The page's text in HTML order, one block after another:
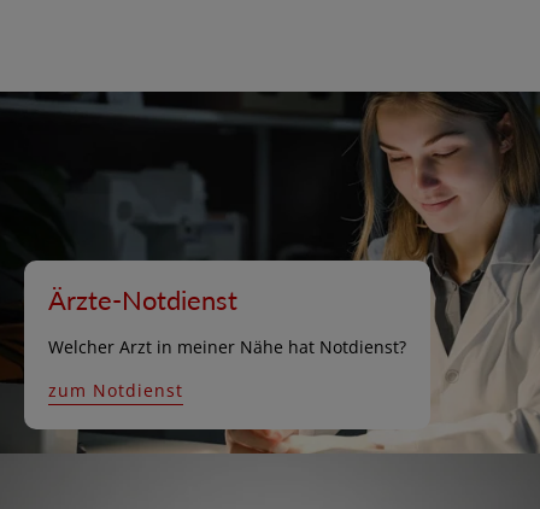
Ärzte-Notdienst
Welcher Arzt in meiner Nähe hat Notdienst?
zum Notdienst